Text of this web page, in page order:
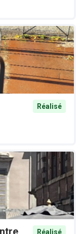
Réalisé
Réalisé